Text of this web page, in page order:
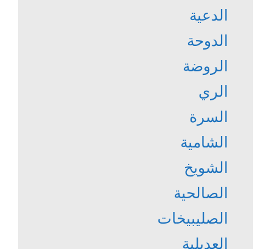
الدعية
الدوحة
الروضة
الري
السرة
الشامية
الشويخ
الصالحية
الصليبيخات
العديلية